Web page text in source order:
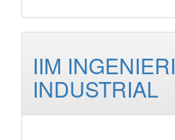
IIM
INDUSTRIAL